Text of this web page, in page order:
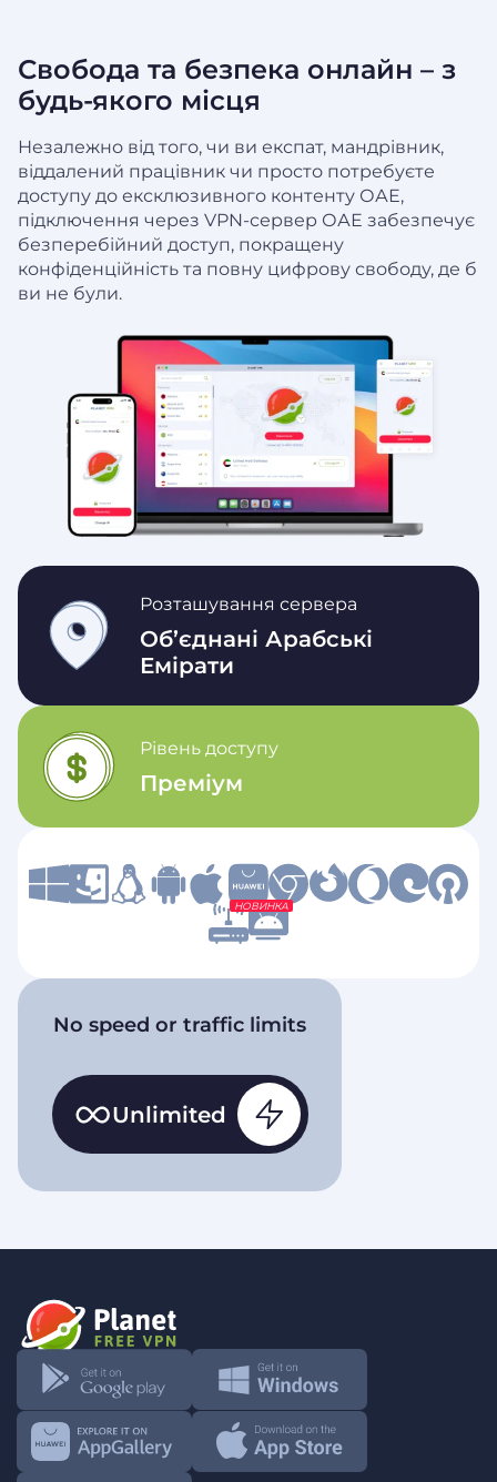
Свобода та безпека онлайн – з
будь-якого місця
Незалежно від того, чи ви експат, мандрівник,
віддалений працівник чи просто потребуєте
доступу до ексклюзивного контенту ОАЕ,
підключення через VPN-сервер ОАЕ забезпечує
безперебійний доступ, покращену
конфіденційність та повну цифрову свободу, де б
ви не були.
Розташування сервера
Об’єднані Арабські
Емірати
Рівень доступу
Преміум
НОВИНКА
No speed or traffic limits
Unlimited